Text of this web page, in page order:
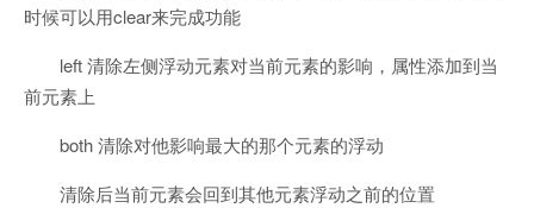
时候可以用clear来完成功能
left 清除左侧浮动元素对当前元素的影响，属性添加到当
前元素上
both 清除对他影响最大的那个元素的浮动
清除后当前元素会回到其他元素浮动之前的位置